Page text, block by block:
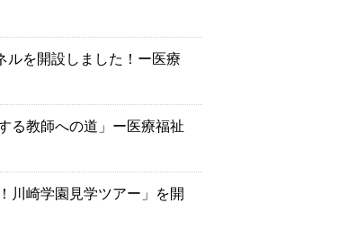
ルを開設しました！ー医療
る教師への道」ー医療福祉
川崎学園見学ツアー」を開